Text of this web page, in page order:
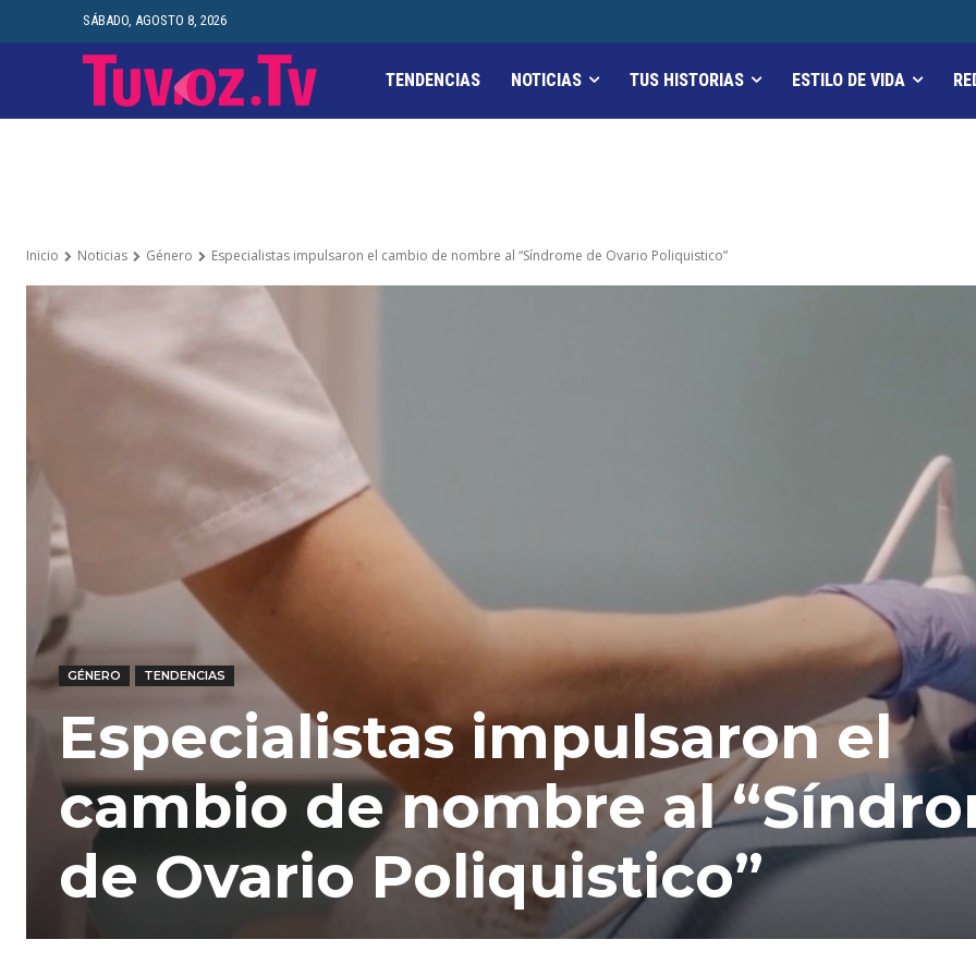
SÁBADO, AGOSTO 8, 2026
TENDENCIAS NOTICIAS TUS HISTORIAS ESTILO DE VIDA
Inicio Noticias Género Especialistas impulsaron el cambio de nombre al “Síndrome de Ovario Poliquistico”
GÉNERO TENDENCIAS
Especialistas impulsaron el
cambio de nombre al
de Ovario Poliquistico”